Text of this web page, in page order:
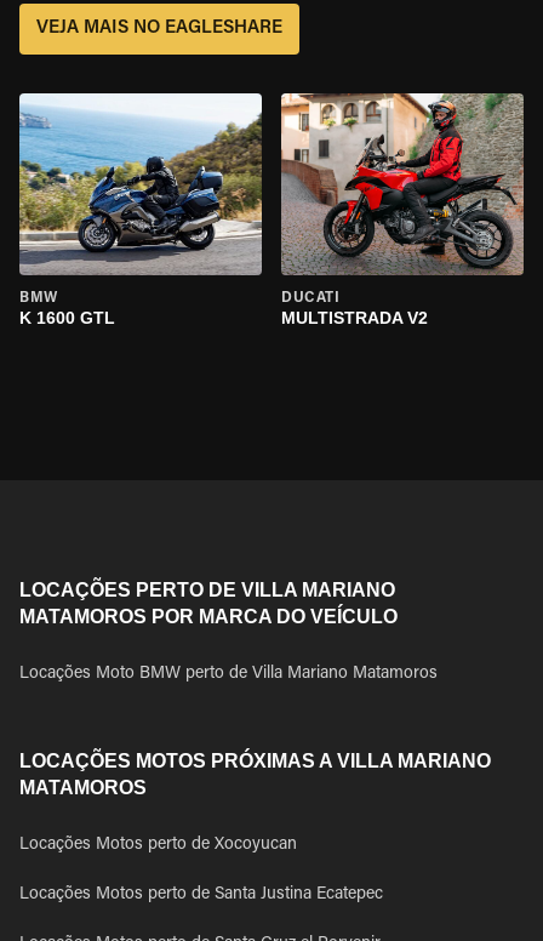
VEJA MAIS NO EAGLESHARE
BMW
K 1600 GTL
DUCATI
MULTISTRADA V2
LOCAÇÕES PERTO DE VILLA MARIANO
MATAMOROS POR MARCA DO VEÍCULO
Locações Moto BMW perto de Villa Mariano Matamoros
LOCAÇÕES MOTOS PRÓXIMAS A VILLA MARIANO
MATAMOROS
Locações Motos perto de Xocoyucan
Locações Motos perto de Santa Justina Ecatepec